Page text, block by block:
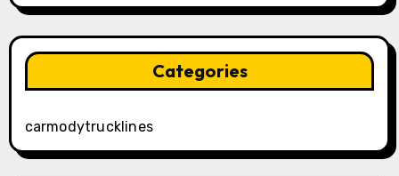
Categories
carmodytrucklines